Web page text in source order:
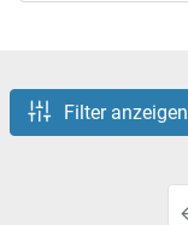
Filter anzeigen